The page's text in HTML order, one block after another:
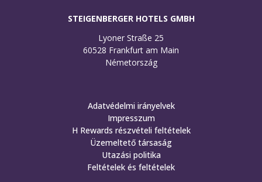
STEIGENBERGER HOTELS GMBH
Lyoner Straße 25
60528 Frankfurt am Main
Németország
Adatvédelmi irányelvek
Impresszum
H Rewards részvételi feltételek
Üzemeltető társaság
Utazási politika
Feltételek és feltételek